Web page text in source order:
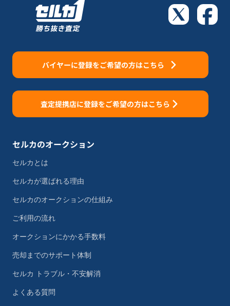
バイヤーに登録をご希望の方はこちら
査定提携店に登録をご希望の方はこちら
セルカのオークション
セルカとは
セルカが選ばれる理由
セルカのオークションの仕組み
ご利用の流れ
オークションにかかる手数料
売却までのサポート体制
セルカ トラブル・不安解消
よくある質問